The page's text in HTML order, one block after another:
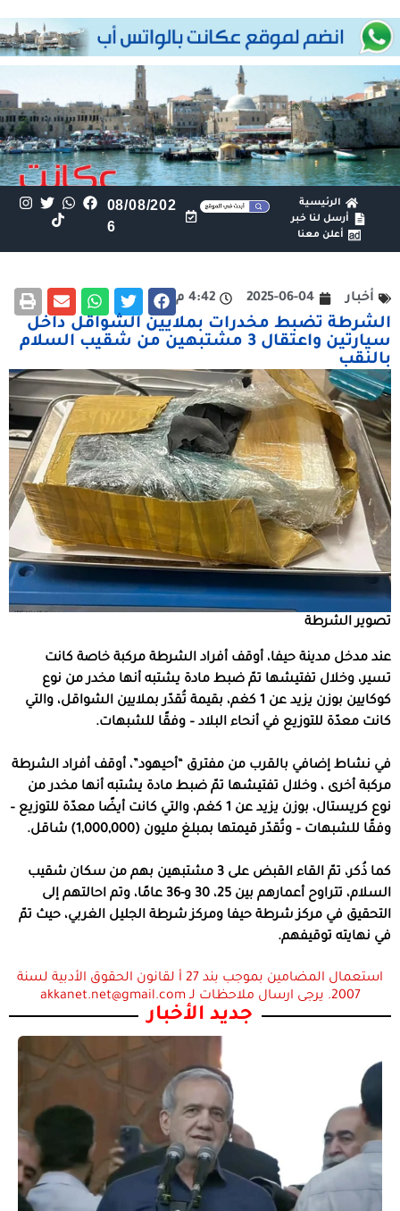
الرئيسية
أرسل لنا خبر
أعلن معنا
08/08/202
6
أخبار 2025-06-04 4:42 م
الشرطة تضبط مخدرات بملايين الشواقل داخل
سيارتين واعتقال 3 مشتبهين من شقيب السلام
بالنقب
تصوير الشرطة
عند مدخل مدينة حيفا، أوقف أفراد الشرطة مركبة خاصة كانت
تسير، وخلال تفتيشها تمّ ضبط مادة يشتبه أنها مخدر من نوع
كوكايين بوزن يزيد عن 1 كغم، بقيمة تُقدّر بملايين الشواقل، والتي
كانت معدّة للتوزيع في أنحاء البلاد – وفقًا للشبهات.
في نشاط إضافي بالقرب من مفترق “أحيهود”، أوقف أفراد الشرطة
مركبة أخرى ، وخلال تفتيشها تمّ ضبط مادة يشتبه أنها مخدر من
نوع كريستال، بوزن يزيد عن 1 كغم، والتي كانت أيضًا معدّة للتوزيع –
وفقًا للشبهات – وتُقدّر قيمتها بمبلغ مليون (1,000,000) شاقل.
كما ذُكر، تمّ القاء القبض على 3 مشتبهين بهم من سكان شقيب
السلام، تتراوح أعمارهم بين 25، 30 و-36 عامًا، وتم احالتهم إلى
التحقيق في مركز شرطة حيفا ومركز شرطة الجليل الغربي، حيث تمّ
في نهايته توقيفهم.
استعمال المضامين بموجب بند 27 أ لقانون الحقوق الأدبية لسنة
2007. يرجى ارسال ملاحظات لـ akkanet.net@gmail.com
جديد الأخبار